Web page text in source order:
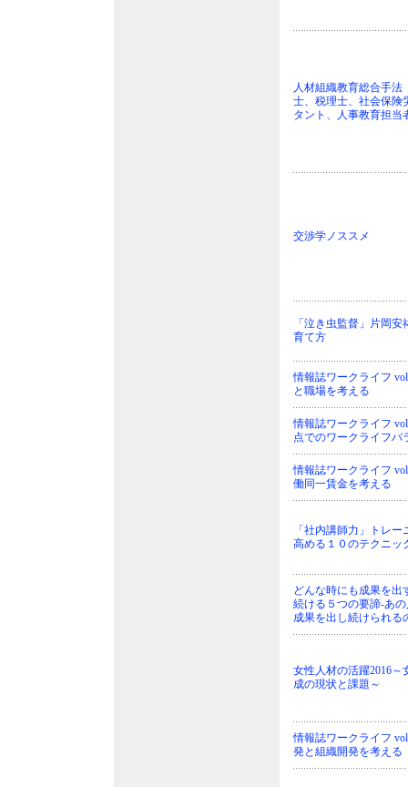
人材組織教育総合手
士、税理士、社会保険
タント、人事教育担当
交渉学ノススメ
「泣き虫監督」片岡
育て方
情報誌ワークライフ
と職場を考える
情報誌ワークライフ
点でのワークライフバ
情報誌ワークライフ
働同一賃金を考える
「社内講師力」トレ
高める１０のテクニ
どんな時にも成果を出
続ける５つの要諦-あ
成果を出し続けら
女性人材の活躍2016～
成の現状と課題～
情報誌ワークライフ
発と組織開発を考える